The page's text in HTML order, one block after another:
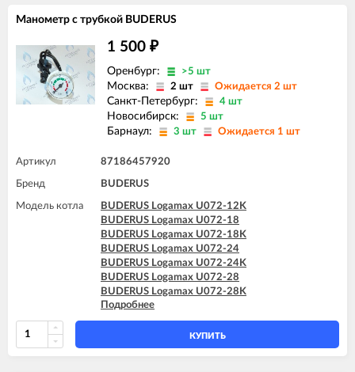
Манометр с трубкой BUDERUS
1 500 ₽
Оренбург: >5 шт
Москва: 2 шт Ожидается 2 шт
Санкт-Петербург: 4 шт
Новосибирск: 5 шт
Барнаул: 3 шт Ожидается 1 шт
Артикул 87186457920
Бренд BUDERUS
Модель котла
BUDERUS Logamax U072-12K
BUDERUS Logamax U072-18
BUDERUS Logamax U072-18K
BUDERUS Logamax U072-24
BUDERUS Logamax U072-24K
BUDERUS Logamax U072-28
BUDERUS Logamax U072-28K
BUDERUS Logamax U072-35
BUDERUS Logamax U072-35K
Подробнее
КУПИТЬ